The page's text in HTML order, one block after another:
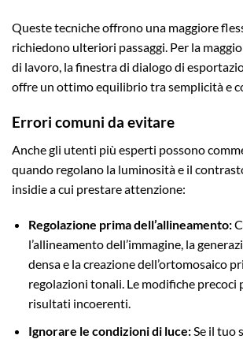
Queste tecniche offrono una maggiore
richiedono ulteriori passaggi. Per la
di lavoro, la finestra di dialogo di
offre un ottimo equilibrio tra semplicità e
Errori comuni da evitare
Anche gli utenti più esperti possono
quando regolano la luminosità e il
insidie a cui prestare attenzione:
Regolazione prima dell’allineamento:
l’allineamento dell’immagine, la
densa e la creazione dell’ortomosaico
regolazioni tonali. Le modifiche precoci
risultati incoerenti.
Ignorare le condizioni di luce:Se il tuo